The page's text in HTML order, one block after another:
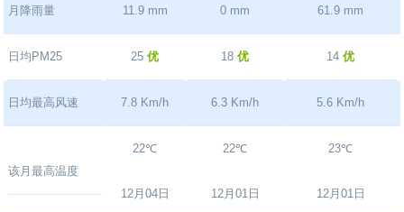
月降雨量 11.9 mm 0 mm 61.9 mm
日均PM25 25优 18优 14优
日均最高风速 7.8 Km/h 6.3 Km/h 5.6 Km/h
该月最高温度
22℃
12月04日
22℃
12月01日
23℃
12月01日